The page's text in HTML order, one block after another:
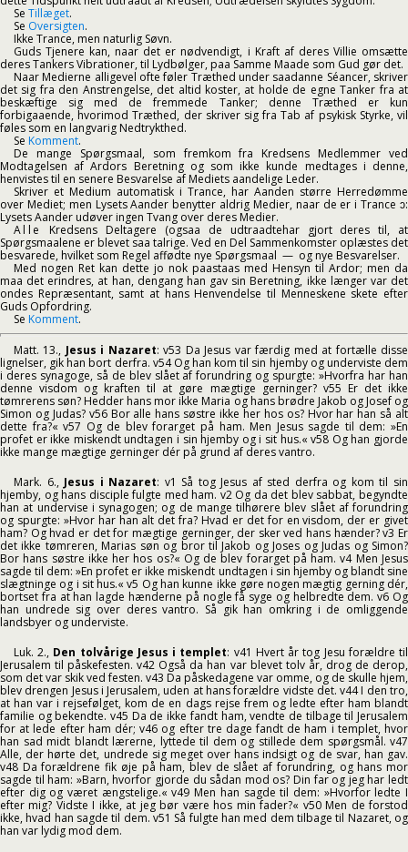
Se Tillæget.
Se Oversigten.
Ikke Trance, men naturlig Søvn.
Guds Tjenere kan, naar det er nødvendigt, i Kraft af deres Villie omsætte
deres Tankers Vibrationer, til Lydbølger, paa Samme Maade som Gud gør det.
Naar Medierne alligevel ofte føler Træthed under saadanne Séancer, skriver
det sig fra den Anstrengelse, det altid koster, at holde de egne Tanker fra at
beskæftige sig med de fremmede Tanker; denne Træthed er kun
forbigaaende, hvorimod Træthed, der skriver sig fra Tab af psykisk Styrke, vil
føles som en langvarig Nedtrykthed.
Se Komment.
De mange Spørgsmaal, som fremkom fra Kredsens Medlemmer ved
Modtagelsen af Ardors Beretning og som ikke kunde medtages i denne,
henvistes til en senere Besvarelse af Mediets aandelige Leder.
Skriver et Medium automatisk i Trance, har Aanden større Herredømme
over Mediet; men Lysets Aander benytter aldrig Medier, naar de er i Trance ᴐ:
Lysets Aander udøver ingen Tvang over deres Medier.
Alle
Kredsens Deltagere (ogsaa de udtraadtehar gjort deres til, at
Spørgsmaalene er blevet saa talrige. Ved en Del Sammenkomster oplæstes det
besvarede, hvilket som Regel affødte nye Spørgsmaal — og nye Besvarelser.
Med nogen Ret kan dette jo nok paastaas med Hensyn til Ardor; men da
maa det erindres, at han, dengang han gav sin Beretning, ikke længer var det
ondes Repræsentant, samt at hans Henvendelse til Menneskene skete efter
Guds Opfordring.
Se Komment.
Matt. 13., Jesus i Nazaret: v53 Da Jesus var færdig med at fortælle disse
lignelser, gik han bort derfra. v54 Og han kom til sin hjemby og underviste dem
i deres synagoge, så de blev slået af forundring og spurgte: »Hvorfra har han
denne visdom og kraften til at gøre mægtige gerninger? v55 Er det ikke
tømrerens søn? Hedder hans mor ikke Maria og hans brødre Jakob og Josef og
Simon og Judas? v56 Bor alle hans søstre ikke her hos os? Hvor har han så alt
dette fra?« v57 Og de blev forarget på ham. Men Jesus sagde til dem: »En
profet er ikke miskendt undtagen i sin hjemby og i sit hus.« v58 Og han gjorde
ikke mange mægtige gerninger dér på grund af deres vantro.
Mark. 6., Jesus i Nazaret: v1 Så tog Jesus af sted derfra og kom til sin
hjemby, og hans disciple fulgte med ham. v2 Og da det blev sabbat, begyndte
han at undervise i synagogen; og de mange tilhørere blev slået af forundring
og spurgte: »Hvor har han alt det fra? Hvad er det for en visdom, der er givet
ham? Og hvad er det for mægtige gerninger, der sker ved hans hænder? v3 Er
det ikke tømreren, Marias søn og bror til Jakob og Joses og Judas og Simon?
Bor hans søstre ikke her hos os?« Og de blev forarget på ham. v4 Men Jesus
sagde til dem: »En profet er ikke miskendt undtagen i sin hjemby og blandt sine
slægtninge og i sit hus.« v5 Og han kunne ikke gøre nogen mægtig gerning dér,
bortset fra at han lagde hænderne på nogle få syge og helbredte dem. v6 Og
han undrede sig over deres vantro. Så gik han omkring i de omliggende
landsbyer og underviste.
Luk. 2., Den tolvårige Jesus i templet: v41 Hvert år tog Jesu forældre til
Jerusalem til påskefesten. v42 Også da han var blevet tolv år, drog de derop,
som det var skik ved festen. v43 Da påskedagene var omme, og de skulle hjem,
blev drengen Jesus i Jerusalem, uden at hans forældre vidste det. v44 I den tro,
at han var i rejsefølget, kom de en dags rejse frem og ledte efter ham blandt
familie og bekendte. v45 Da de ikke fandt ham, vendte de tilbage til Jerusalem
for at lede efter ham dér; v46 og efter tre dage fandt de ham i templet, hvor
han sad midt blandt lærerne, lyttede til dem og stillede dem spørgsmål. v47
Alle, der hørte det, undrede sig meget over hans indsigt og de svar, han gav.
v48 Da forældrene fik øje på ham, blev de slået af forundring, og hans mor
sagde til ham: »Barn, hvorfor gjorde du sådan mod os? Din far og jeg har ledt
efter dig og været ængstelige.« v49 Men han sagde til dem: »Hvorfor ledte I
efter mig? Vidste I ikke, at jeg bør være hos min fader?« v50 Men de forstod
ikke, hvad han sagde til dem. v51 Så fulgte han med dem tilbage til Nazaret, og
han var lydig mod dem.